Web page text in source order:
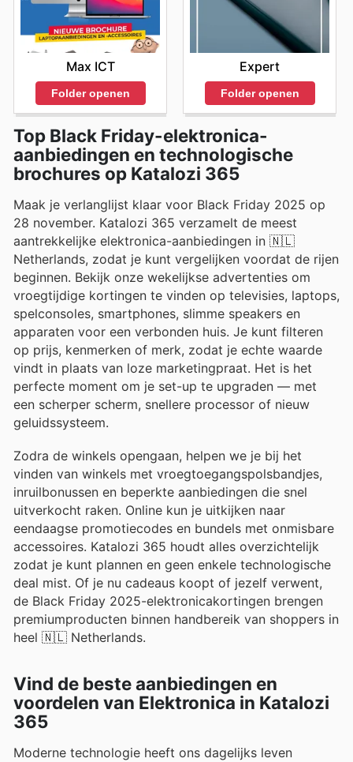
Max ICT
Folder openen
Expert
Folder openen
Top Black Friday-elektronica-
aanbiedingen en technologische
brochures op Katalozi 365
Maak je verlanglijst klaar voor Black Friday 2025 op
28 november. Katalozi 365 verzamelt de meest
aantrekkelijke elektronica-aanbiedingen in 🇳🇱
Netherlands, zodat je kunt vergelijken voordat de rijen
beginnen. Bekijk onze wekelijkse advertenties om
vroegtijdige kortingen te vinden op televisies, laptops,
spelconsoles, smartphones, slimme speakers en
apparaten voor een verbonden huis. Je kunt filteren
op prijs, kenmerken of merk, zodat je echte waarde
vindt in plaats van loze marketingpraat. Het is het
perfecte moment om je set-up te upgraden — met
een scherper scherm, snellere processor of nieuw
geluidssysteem.
Zodra de winkels opengaan, helpen we je bij het
vinden van winkels met vroegtoegangspolsbandjes,
inruilbonussen en beperkte aanbiedingen die snel
uitverkocht raken. Online kun je uitkijken naar
eendaagse promotiecodes en bundels met onmisbare
accessoires. Katalozi 365 houdt alles overzichtelijk
zodat je kunt plannen en geen enkele technologische
deal mist. Of je nu cadeaus koopt of jezelf verwent,
de Black Friday 2025-elektronicakortingen brengen
premiumproducten binnen handbereik van shoppers in
heel 🇳🇱 Netherlands.
Vind de beste aanbiedingen en
voordelen van Elektronica in Katalozi
365
Moderne technologie heeft ons dagelijks leven